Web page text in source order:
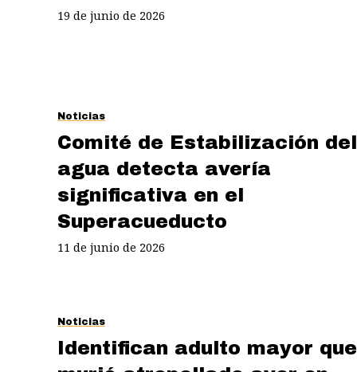
19 de junio de 2026
Noticias
Comité de Estabilización del
agua detecta avería
significativa en el
Superacueducto
11 de junio de 2026
Noticias
Identifican adulto mayor que